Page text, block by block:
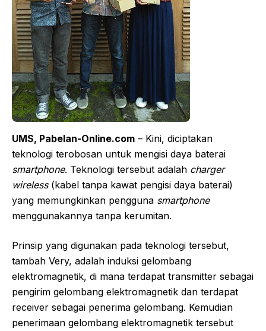
UMS, Pabelan-Online.com – Kini, diciptakan
teknologi terobosan untuk mengisi daya baterai
smartphone. Teknologi tersebut adalah charger
wireless(kabel tanpa kawat pengisi daya baterai)
yang memungkinkan pengguna smartphone
menggunakannya tanpa kerumitan.
Prinsip yang digunakan pada teknologi tersebut,
tambah Very, adalah induksi gelombang
elektromagnetik, di mana terdapat transmitter sebagai
pengirim gelombang elektromagnetik dan terdapat
receiver sebagai penerima gelombang. Kemudian
penerimaan gelombang elektromagnetik tersebut